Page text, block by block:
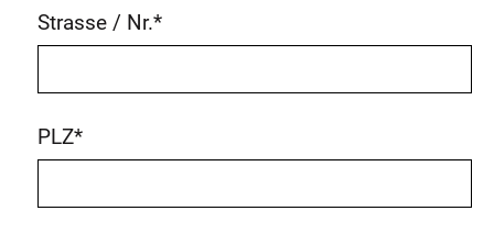
Strasse / Nr.*
PLZ*